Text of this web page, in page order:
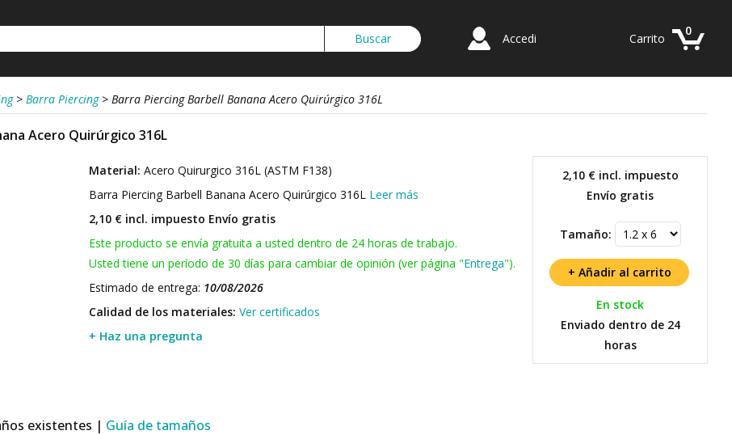
Accedi
0
Carrito
> Barra Piercing > Barra Piercing Barbell Banana Acero Quirúrgico 316L
Acero Quirúrgico 316L
2,10 €incl. impuesto
Envío gratis
Tamaño:
En stock
Enviado dentro de 24
horas
Material: Acero Quirurgico 316L (ASTM F138)
Barra Piercing Barbell Banana Acero Quirúrgico 316L Leer más
2,10 € incl. impuesto Envío gratis
Este producto se envía gratuita a usted dentro de 24 horas de trabajo.
Usted tiene un período de 30 días para cambiar de opinión (ver página "Entrega").
Estimado de entrega: 10/08/2026
Calidad de los materiales: Ver certificados
+ Haz una pregunta
existentes | Guía de tamaños